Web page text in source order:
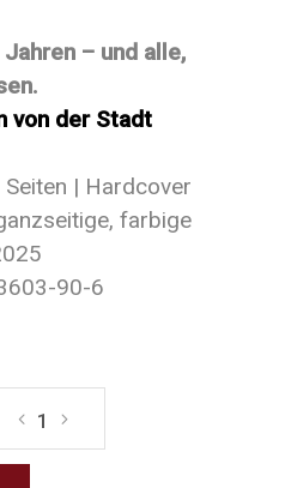
– und alle,
von der Stadt
| Hardcover
farbige
90-6